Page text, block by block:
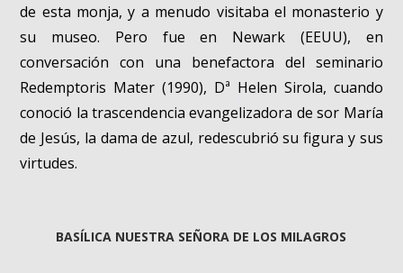
de esta monja, y a menudo visitaba el monasterio y
su museo. Pero fue en Newark (EEUU), en
conversación con una benefactora del seminario
Redemptoris Mater (1990), Dª Helen Sirola, cuando
conoció la trascendencia evangelizadora de sor María
de Jesús, la dama de azul, redescubrió su figura y sus
virtudes.
BASÍLICA NUESTRA SEÑORA DE LOS MILAGROS